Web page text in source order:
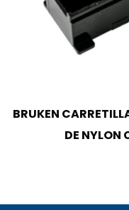
BRUKEN
DE NYLON